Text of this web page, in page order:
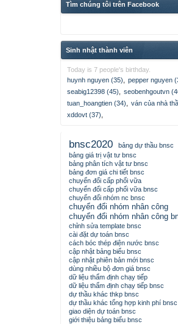
Tìm chúng tôi trên Facebook
Sinh nhật thành viên
Today is 7 people's birthday.
huynh nguyen (35)
pepper nguyen
seabig12398 (45)
seobenhgoutvn
tuan_hoangtien (34)
ván của nhà
xddovt (37)
bnsc2020
bảng dự thầu bnsc
bảng giá trị vật tư bnsc
bảng phân tích vật tư bnsc
bảng đơn giá chi tiết bnsc
chuyển đổi cấp phối vữa
chuyển đổi cấp phối vữa bnsc
chuyển đổi nhóm nc bnsc
chuyển đổi nhóm nhân công
chuyển đổi nhóm nhân công
chỉnh sửa template bnsc
cài đặt dự toán bnsc
cách bóc thép điện nước bnsc
cập nhật bảng biểu bnsc
cập nhật phiên bản mới bnsc
dùng nhiều bộ đơn giá bnsc
dữ liệu thẩm định chạy tiếp
dữ liệu thẩm định chạy tiếp bnsc
dự thầu khác thkp bnsc
dự thầu khác tổng hợp kinh phí bnsc
giao diện dự toán bnsc
giới thiệu bảng biểu bnsc